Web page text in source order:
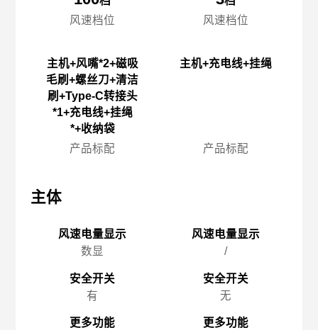
风速档位
主机+风嘴*2+磁吸
毛刷+螺丝刀+清洁
刷+Type-C转接头
*1+充电线+挂绳
*+收纳袋
产品标配
主体
风速电量显示
数显
安全开关
有
更多功能
风速档位
主机+充电线+挂绳
产品标配
风速电量显示
/
安全开关
无
更多功能